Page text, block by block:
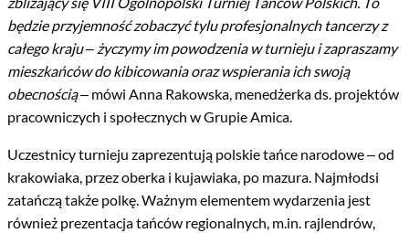
będzie przyjemność zobaczyć tylu profesjonalnych tancerzy z
całego kraju – życzymy im powodzenia w turnieju i zapraszamy
mieszkańców do kibicowania oraz wspierania ich swoją
obecnością– mówi Anna Rakowska, menedżerka ds. projektów
pracowniczych i społecznych w Grupie Amica.
Uczestnicy turnieju zaprezentują polskie tańce narodowe – od
krakowiaka, przez oberka i kujawiaka, po mazura. Najmłodsi
zatańczą także polkę. Ważnym elementem wydarzenia jest
również prezentacja tańców regionalnych, m.in. rajlendrów,